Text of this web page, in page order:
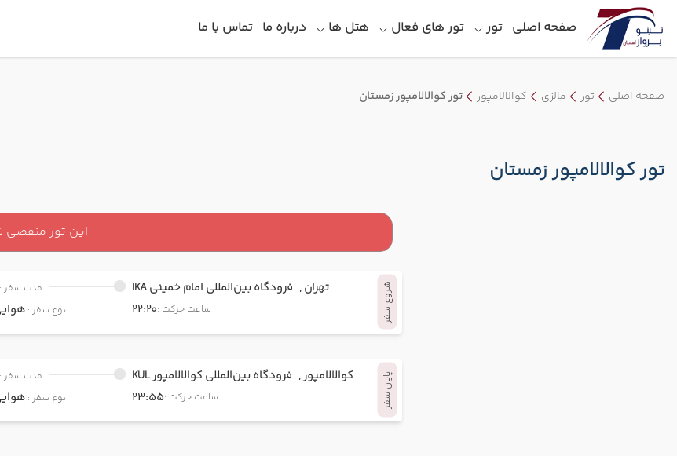
صفحه اصلی تور تور های فعال هتل‎ ها درباره ما تماس با ما
صفحه اصلی تور مالزی کوالالامپور تور کوالالامپور زمستان
تور کوالالامپور زمستان
این تور
شروع سفر تهران , فرودگاه بین‌المللی امام خمینی IKA
ساعت حرکت :22:20
مدت سفر :
نوع سفر :
پایان سفر کوالالامپور , فرودگاه بین‌المللی کوالالامپور KUL
ساعت حرکت :23:55
مدت سفر :
نوع سفر :